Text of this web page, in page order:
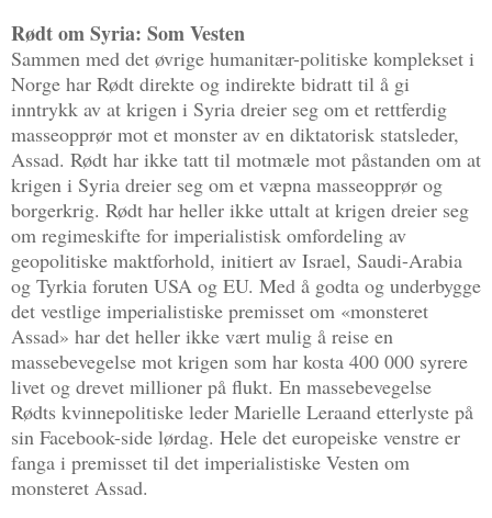
Rødt om Syria: Som Vesten
Sammen med det øvrige humanitær-politiske komplekset i
Norge har Rødt direkte og indirekte bidratt til å gi
inntrykk av at krigen i Syria dreier seg om et rettferdig
masseopprør mot et monster av en diktatorisk statsleder,
Assad. Rødt har ikke tatt til motmæle mot påstanden om at
krigen i Syria dreier seg om et væpna masseopprør og
borgerkrig. Rødt har heller ikke uttalt at krigen dreier seg
om regimeskifte for imperialistisk omfordeling av
geopolitiske maktforhold, initiert av Israel, Saudi-Arabia
og Tyrkia foruten USA og EU. Med å godta og underbygge
det vestlige imperialistiske premisset om «monsteret
Assad» har det heller ikke vært mulig å reise en
massebevegelse mot krigen som har kosta 400 000 syrere
livet og drevet millioner på flukt. En massebevegelse
Rødts kvinnepolitiske leder Marielle Leraand etterlyste på
sin Facebook-side lørdag. Hele det europeiske venstre er
fanga i premisset til det imperialistiske Vesten om
monsteret Assad.